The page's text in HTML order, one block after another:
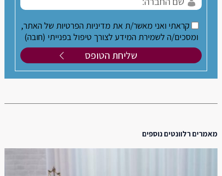
קראתי ואני מאשר/ת את מדיניות הפרטיות של האתר,
ומסכים/ה לשמירת המידע לצורך טיפול בפנייתי (חובה)
מאמרים רלוונטים נוספים